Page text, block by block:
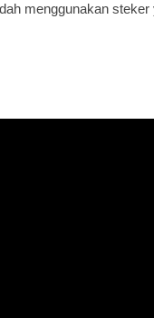
menggunakan steker